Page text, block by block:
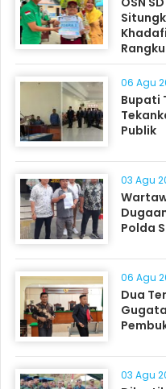
06 Agu
Bupati
Publik
03 Agu
Polda
06 Agu
Dua
03 Agu